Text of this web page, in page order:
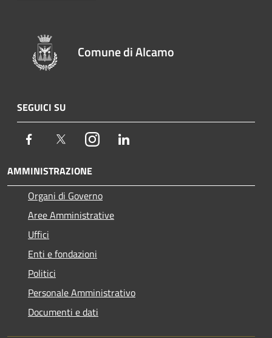
Comune di Alcamo
SEGUICI SU
Facebook TwitterInstagram
AMMINISTRAZIONE
Organi di Governo
Aree Amministrative
Uffici
Enti e fondazioni
Politici
Personale Amministrativo
Documenti e dati